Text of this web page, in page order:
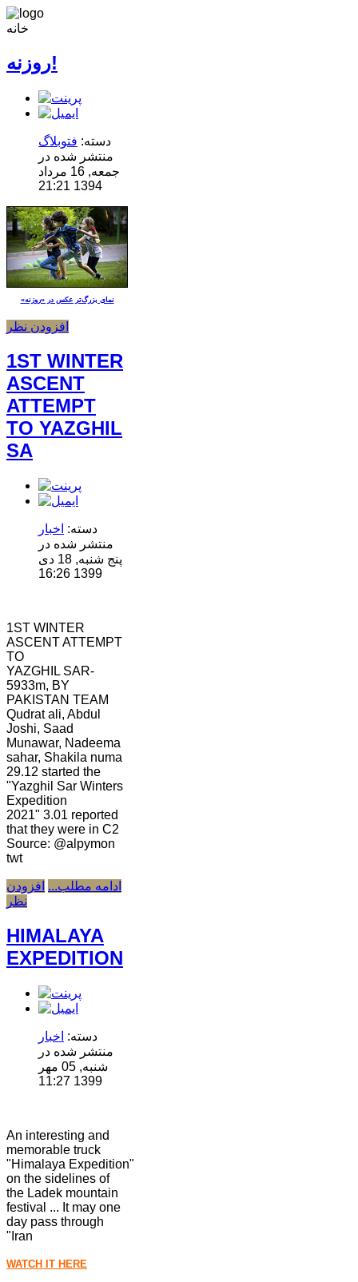
خانه
روزنه!
دسته: فتوبلاگ
منتشر شده در
جمعه, 16 مرداد
1394 21:21
نمای بزرگ‌تر عکس در «روزنه»
افزودن نظر
1ST WINTER
ASCENT
ATTEMPT
TO YAZGHIL
SA
دسته: اخبار
منتشر شده در
پنج شنبه, 18 دی
1399 16:26
1ST WINTER
ASCENT ATTEMPT
TO
YAZGHIL SAR-
5933m, BY
PAKISTAN TEAM
Qudrat ali, Abdul
Joshi, Saad
Munawar, Nadeema
sahar, Shakila numa
29.12 started the
"Yazghil Sar Winters
Expedition
2021" 3.01 reported
that they were in C2
Source: @alpymon
twt
ادامه مطلب... افزودن
نظر
HIMALAYA
EXPEDITION
دسته: اخبار
منتشر شده در
شنبه, 05 مهر
1399 11:27
An interesting and
memorable truck
"Himalaya Expedition"
on the sidelines of
the Ladek mountain
festival ... It may one
day pass through
"Iran
WATCH IT HERE